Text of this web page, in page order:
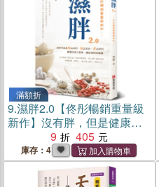
滿額折
9.濕胖2.0【佟彤暢銷重量級
新作】沒有胖，但是健康這
回事！濕胖和水腫才是讓你
無法變瘦的元兇！聚焦濕胖
三大成因，幫你從濕胖的臃
腫中解放出來！
9 405
庫存：4